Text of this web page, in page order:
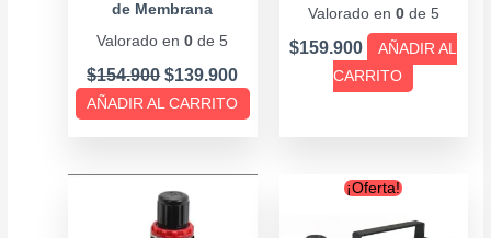
de Membrana
Valorado en0 de 5
$154.900 $139.900
AÑADIR AL CARRITO
Valorado en 0de 5
$159.900
AÑADIR AL
CARRITO
¡Oferta!Original
was: